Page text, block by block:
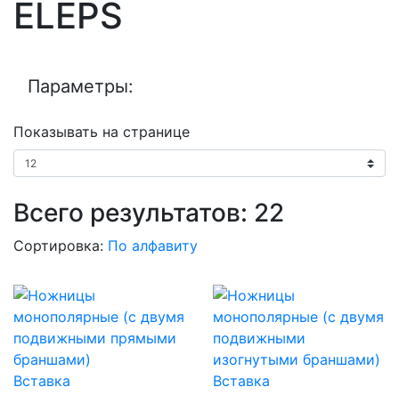
ELEPS
Параметры:
Показывать на странице
Всего результатов: 22
Сортировка: По алфавиту
Вставка Вставка